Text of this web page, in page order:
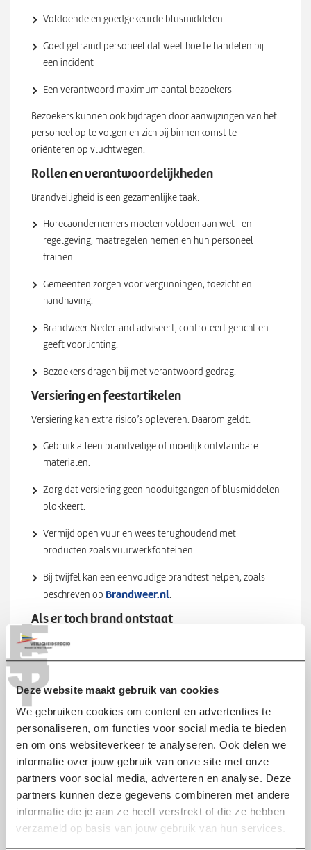
T
E
S
T
Deze website maakt gebruik van cookies
We gebruiken cookies om content en advertenties te
personaliseren, om functies voor social media te bieden
en om ons websiteverkeer te analyseren. Ook delen we
informatie over jouw gebruik van onze site met onze
partners voor social media, adverteren en analyse. Deze
partners kunnen deze gegevens combineren met andere
informatie die je aan ze heeft verstrekt of die ze hebben
verzameld op basis van jouw gebruik van hun services.
Voldoende en goedgekeurde blusmiddelen
Goed getraind personeel dat weet hoe te handelen bij
een incident
Een verantwoord maximum aantal bezoekers
Bezoekers kunnen ook bijdragen door aanwijzingen van het
personeel op te volgen en zich bij binnenkomst te
oriënteren op vluchtwegen.
Rollen en verantwoordelijkheden
Brandveiligheid is een gezamenlijke taak:
Horecaondernemers moeten voldoen aan wet- en
regelgeving, maatregelen nemen en hun personeel
trainen.
Gemeenten zorgen voor vergunningen, toezicht en
handhaving.
Brandweer Nederland adviseert, controleert gericht en
geeft voorlichting.
Bezoekers dragen bij met verantwoord gedrag.
Versiering en feestartikelen
Versiering kan extra risico’s opleveren. Daarom geldt:
Gebruik alleen brandveilige of moeilijk ontvlambare
materialen.
Zorg dat versiering geen nooduitgangen of blusmiddelen
blokkeert.
Vermijd open vuur en wees terughoudend met
producten zoals vuurwerkfonteinen.
Bij twijfel kan een eenvoudige brandtest helpen, zoals
beschreven op Brandweer.nl.
Als er toch brand ontstaat
Een incident kan nooit volledig worden uitgesloten. In dat
geval is dit het handelingsperspectief:
Waarschuw aanwezigen en start de ontruiming.
Controleer ruimtes als toiletten, kelder en
personeelsruimtes—als dat veilig kan.
Houd ramen en deuren gesloten.
Bel 112 en geef duidelijke informatie.
Waarschuw panden naast of boven de horecazaak.
Wacht buiten op de hulpdiensten en houd de doorgang